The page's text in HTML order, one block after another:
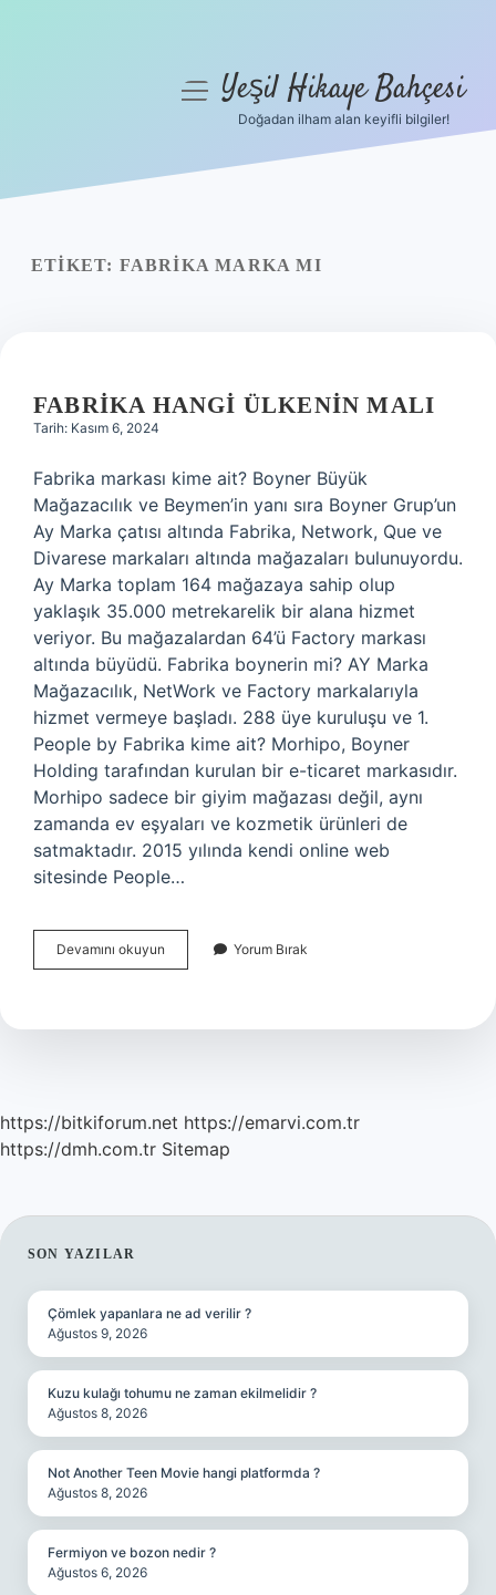
Yasal Uyarı
menüyüYeşil Hikaye Bahçesi
Doğadan ilham alan keyifli bilgiler!
ETIKET: FABRIKA MARKA MI
FABRIKA HANGI ÜLKENIN MALI
Tarih: Kasım 6, 2024
Fabrika markası kime ait? Boyner Büyük
Mağazacılık ve Beymen’in yanı sıra Boyner Grup’un
Ay Marka çatısı altında Fabrika, Network, Que ve
Divarese markaları altında mağazaları bulunuyordu.
Ay Marka toplam 164 mağazaya sahip olup
yaklaşık 35.000 metrekarelik bir alana hizmet
veriyor. Bu mağazalardan 64’ü Factory markası
altında büyüdü. Fabrika boynerin mi? AY Marka
Mağazacılık, NetWork ve Factory markalarıyla
hizmet vermeye başladı. 288 üye kuruluşu ve 1.
People by Fabrika kime ait? Morhipo, Boyner
Holding tarafından kurulan bir e-ticaret markasıdır.
Morhipo sadece bir giyim mağazası değil, aynı
zamanda ev eşyaları ve kozmetik ürünleri de
satmaktadır. 2015 yılında kendi online web
sitesinde People…
Devamını okuyun
Hangi
Yorum Bırak
https://bitkiforum.net https://emarvi.com.tr
https://dmh.com.tr Sitemap
SIDEBAR
SON YAZILAR
Çömlek yapanlara ne ad verilir ?
Ağustos 9, 2026
Kuzu kulağı tohumu ne zaman ekilmelidir ?
Ağustos 8, 2026
Not Another Teen Movie hangi platformda ?
Ağustos 8, 2026
Fermiyon ve bozon nedir ?
Ağustos 6, 2026